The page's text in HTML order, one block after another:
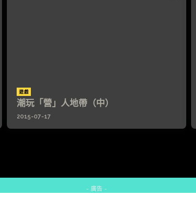
遊戲
潮玩「營」人地帶（中）
2015-07-17
- 廣告 -